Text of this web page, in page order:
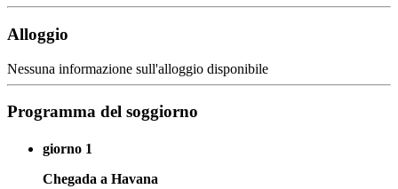
Alloggio
Nessuna informazione sull'alloggio disponibile
Programma del soggiorno
giorno 1
Chegada a Havana